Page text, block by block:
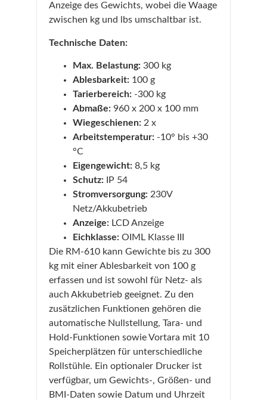
Anzeige des Gewichts, wobei die Waage
zwischen kg und lbs umschaltbar ist.
Technische Daten:
Max. Belastung:300 kg
Ablesbarkeit:100 g
Tarierbereich:-300 kg
Abmaße:960 x 200 x 100 mm
Wiegeschienen:2 x
Arbeitstemperatur:-10° bis +30
°C
Eigengewicht:8,5 kg
Schutz:IP 54
Stromversorgung:230V
Netz/Akkubetrieb
Anzeige:LCD Anzeige
Eichklasse:OIML Klasse III
Die RM-610 kann Gewichte bis zu 300
kg mit einer Ablesbarkeit von 100 g
erfassen und ist sowohl für Netz- als
auch Akkubetrieb geeignet. Zu den
zusätzlichen Funktionen gehören die
automatische Nullstellung, Tara- und
Hold-Funktionen sowie Vortara mit 10
Speicherplätzen für unterschiedliche
Rollstühle. Ein optionaler Drucker ist
verfügbar, um Gewichts-, Größen- und
BMI-Daten sowie Datum und Uhrzeit